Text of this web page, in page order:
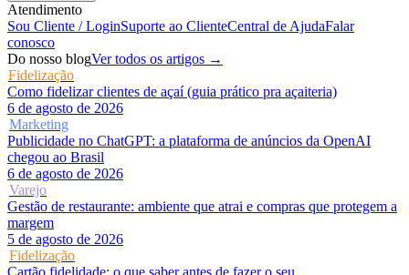
Atendimento
Sou Cliente / LoginSuporte ao ClienteCentral de AjudaFalar
conosco
Do nosso blogVer todos os artigos →
Fidelização
Como fidelizar clientes de açaí (guia prático pra açaiteria)
6 de agosto de 2026
Marketing
Publicidade no ChatGPT: a plataforma de anúncios da OpenAI
chegou ao Brasil
6 de agosto de 2026
Varejo
Gestão de restaurante: ambiente que atrai e compras que protegem a
margem
5 de agosto de 2026
Fidelização
Cartão fidelidade: o que saber antes de fazer o seu